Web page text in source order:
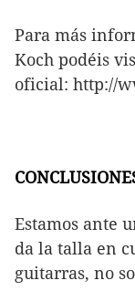
Para más
Koch podéis
oficial: http://
Estamos ante
da la talla en
guitarras, no